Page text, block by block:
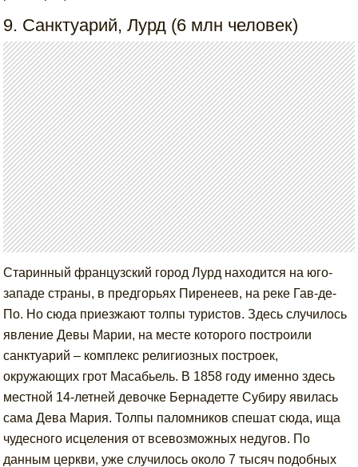
9. Санктуарий, Лурд (6 млн человек)
Старинный французский город Лурд находится на юго-
западе страны, в предгорьях Пиренеев, на реке Гав-де-
По. Но сюда приезжают толпы туристов. Здесь случилось
явление Девы Марии, на месте которого построили
санктуарий – комплекс религиозных построек,
окружающих грот Масабьель. В 1858 году именно здесь
местной 14-летней девочке Бернадетте Субиру явилась
сама Дева Мария. Толпы паломников спешат сюда, ища
чудесного исцеления от всевозможных недугов. По
данным церкви, уже случилось около 7 тысяч подобных